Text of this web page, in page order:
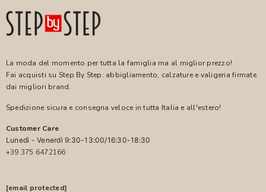
La moda del momento per tutta la famiglia ma al miglior prezzo!
Fai acquisti su Step By Step: abbigliamento, calzature e valigeria firmate
dai migliori brand.
Spedizione sicura e consegna veloce in tutta Italia e all'estero!
Customer Care
Lunedì - Venerdì 9:30-13:00/16:30-18:30
+39 375 6472166
[email protected]